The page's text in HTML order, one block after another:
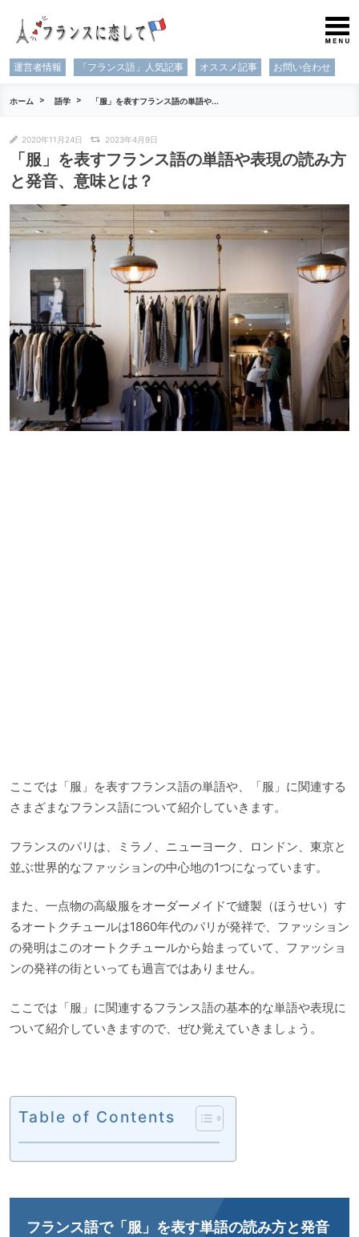
運営者情報 「フランス語」人気記事 オススメ記事 お問い合わせ
ホーム 語学 「服」を表すフランス語の単語や...
2020年11月24日 2023年4月9日
「服」を表すフランス語の単語や表現の読み方
と発音、意味とは？
ここでは「服」を表すフランス語の単語や、「服」に関連する
さまざまなフランス語について紹介していきます。
フランスのパリは、ミラノ、ニューヨーク、ロンドン、東京と
並ぶ世界的なファッションの中心地の1つになっています。
また、一点物の高級服をオーダーメイドで縫製（ほうせい）す
るオートクチュールは1860年代のパリが発祥で、ファッション
の発明はこのオートクチュールから始まっていて、ファッショ
ンの発祥の街といっても過言ではありません。
ここでは「服」に関連するフランス語の基本的な単語や表現に
ついて紹介していきますので、ぜひ覚えていきましょう。
Table of Contents
フランス語で「服」を表す単語の読み方と発音